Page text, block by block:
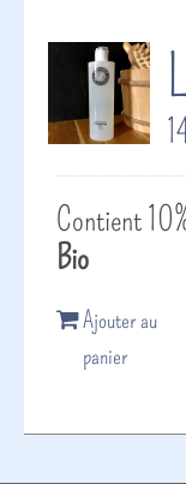
Contient
Bio
Ajouter au
panier